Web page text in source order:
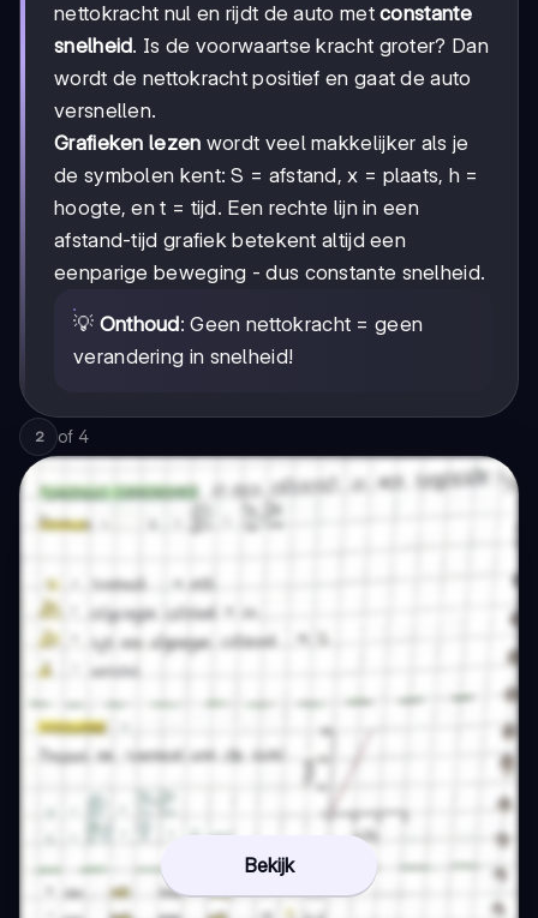
nettokracht nul en rijdt de auto metconstante
snelheid. Is de voorwaartse kracht groter? Dan
wordt de nettokracht positief en gaat de auto
versnellen.
Grafieken lezen wordt veel makkelijker als je
de symbolen kent: S = afstand, x = plaats, h =
hoogte, en t = tijd. Een rechte lijn in een
afstand-tijd grafiek betekent altijd een
eenparige beweging - dus constante snelheid.
💡 Onthoud: Geen nettokracht = geen
verandering in snelheid!
2 of 4
Bekijk